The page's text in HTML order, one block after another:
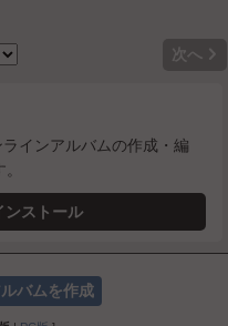
次へ 
インアルバムの作成・編
ンストール
バムを作成